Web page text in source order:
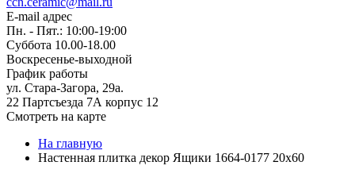
E-mail адрес
Пн. - Пят.: 10:00-19:00
Суббота 10.00-18.00
Воскресенье-выходной
График работы
ул. Стара-Загора, 29а.
22 Партсъезда 7А корпус 12
Смотреть на карте
На главную
Настенная плитка декор Ящики 1664-0177 20x60